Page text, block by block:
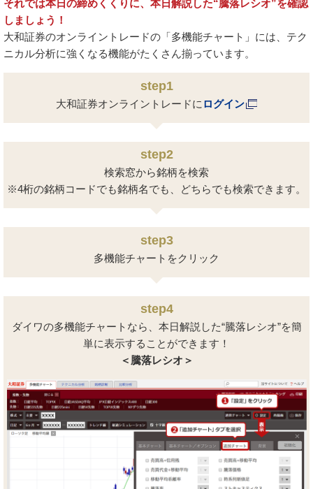
それでは本日の締めくくりに、本日解説した“騰落レシオ”を確認
しましょう！
大和証券のオンライントレードの「多機能チャート」には、テク
ニカル分析に強くなる機能がたくさん揃っています。
step1
大和証券オンライントレードに ログイン
step2
検索窓から銘柄を検索
※4桁の銘柄コードでも銘柄名でも、どちらでも検索できます。
step3
多機能チャートをクリック
step4
ダイワの多機能チャートなら、本日解説した“騰落レシオ”を簡
単に表示することができます！
＜騰落レシオ＞